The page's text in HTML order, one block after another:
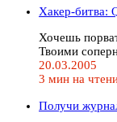
Хакер-битва:
Хочешь
Твоими
20.03.2005
3 мин на
Получи